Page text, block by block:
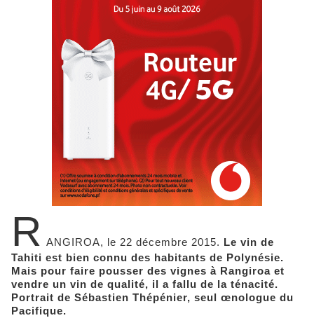
R ANGIROA, le 22 décembre 2015. Le vin de
Tahiti est bien connu des habitants de Polynésie.
Mais pour faire pousser des vignes à Rangiroa et
vendre un vin de qualité, il a fallu de la ténacité.
Portrait de Sébastien Thépénier, seul œnologue du
Pacifique.